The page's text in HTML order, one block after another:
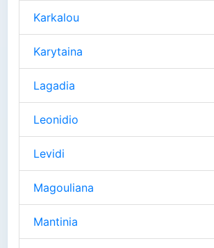
Karkalou
Karytaina
Lagadia
Leonidio
Levidi
Magouliana
Mantinia